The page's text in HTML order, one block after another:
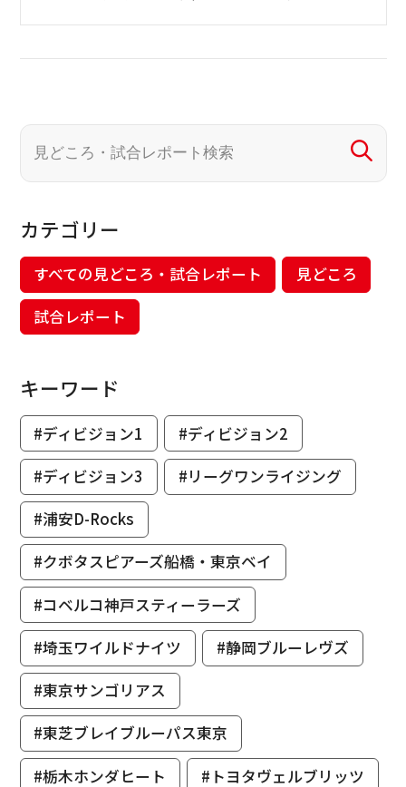
カテゴリー
すべての見どころ・試合レポート
見どころ
試合レポート
キーワード
#ディビジョン1
#ディビジョン2
#ディビジョン3
#リーグワンライジング
#浦安D-Rocks
#クボタスピアーズ船橋・東京ベイ
#コベルコ神戸スティーラーズ
#埼玉ワイルドナイツ
#静岡ブルーレヴズ
#東京サンゴリアス
#東芝ブレイブルーパス東京
#栃木ホンダヒート
#トヨタヴェルブリッツ